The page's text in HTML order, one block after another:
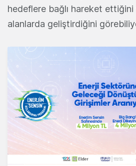
hedeflere bağlı hareket
alanlarda geliştirdiğini